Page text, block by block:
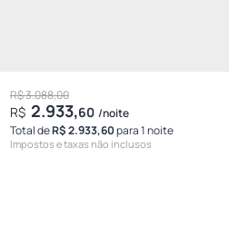
R$ 3.088,00
R$ 2.933,60 /noite
Total deR$ 2.933,60para 1 noite
Impostos e taxas não inclusos